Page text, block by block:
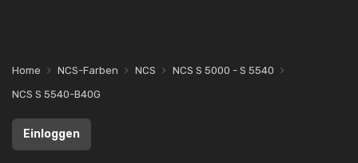
Home NCS-Farben NCS
NCS S 5000 - S 5540
NCS S 5540-B40G
Einloggen